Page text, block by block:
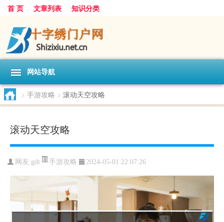
首 页 文章列表 知识分类
网站导航
> 手游攻略 > 滚动天空攻略
滚动天空攻略
网友:gdt 手游攻略 2024-05-01 22:07:26